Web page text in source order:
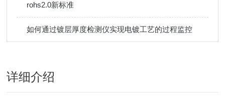
rohs2.0新标准
如何通过镀层厚度检测仪实现电镀工艺的过程监控
详细介绍